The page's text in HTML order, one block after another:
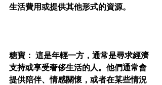
生活費用或提供其他形式的資源。
糖寶： 這是年輕一方，通常是尋求經濟
支持或享受奢侈生活的人。他們通常會
提供陪伴、情感關懷，或者在某些情況